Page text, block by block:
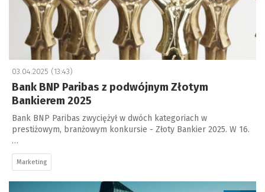
03.04.2025 (13:43)
Bank BNP Paribas z podwójnym Złotym
Bankierem 2025
Bank BNP Paribas zwyciężył w dwóch kategoriach w
prestiżowym, branżowym konkursie - Złoty Bankier 2025. W 16.
…
Marketing
a